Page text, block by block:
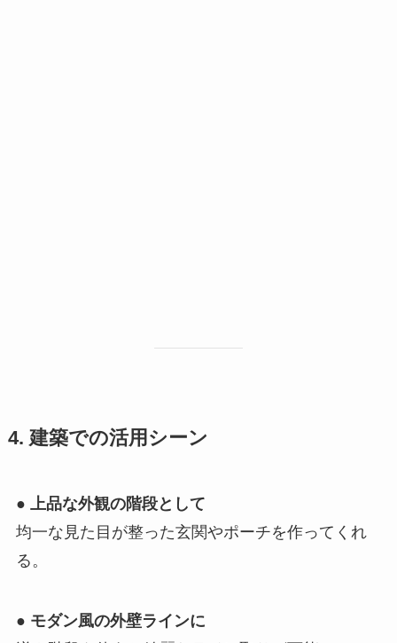
4. 建築での活用シーン
● 上品な外観の階段として
均一な見た目が整った玄関やポーチを作ってくれ
る。
● モダン風の外壁ラインに